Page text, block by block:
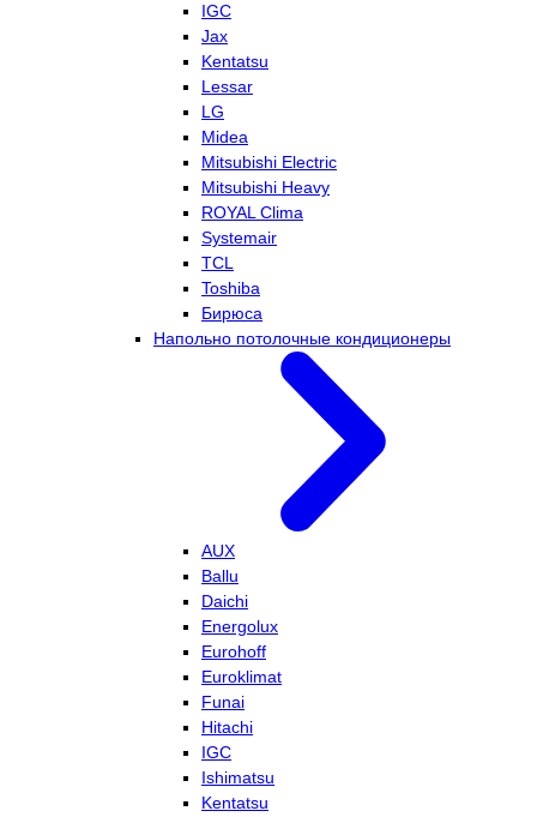
IGC
Jax
Kentatsu
Lessar
LG
Midea
Mitsubishi Electric
Mitsubishi Heavy
ROYAL Clima
Systemair
TCL
Toshiba
Бирюса
Напольно потолочные кондиционеры
AUX
Ballu
Daichi
Energolux
Eurohoff
Euroklimat
Funai
Hitachi
IGC
Ishimatsu
Kentatsu